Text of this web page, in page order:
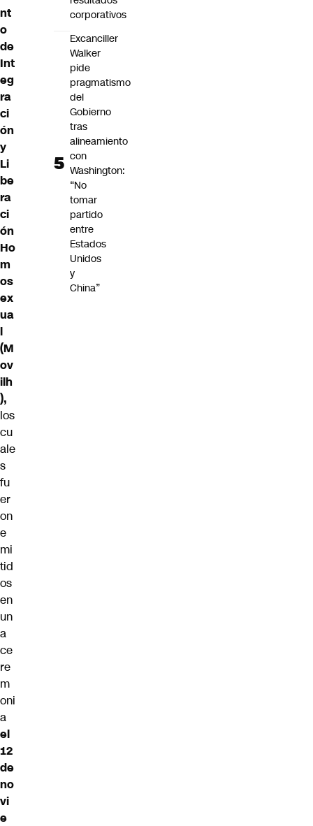
nt
o
de
Int
eg
ra
ci
ón
y
Li
be
ra
ci
ón
Ho
m
os
ex
ua
l
(M
ov
ilh
),
los
cu
ale
s
fu
er
on
e
mi
tid
os
en
un
a
ce
re
m
oni
a
el
12
de
no
vi
e
corporativos
Excanciller
Walker
pide
pragmatismo
del
Gobierno
tras
alineamiento
con
Washington:
“No
tomar
partido
entre
Estados
Unidos
y
China”